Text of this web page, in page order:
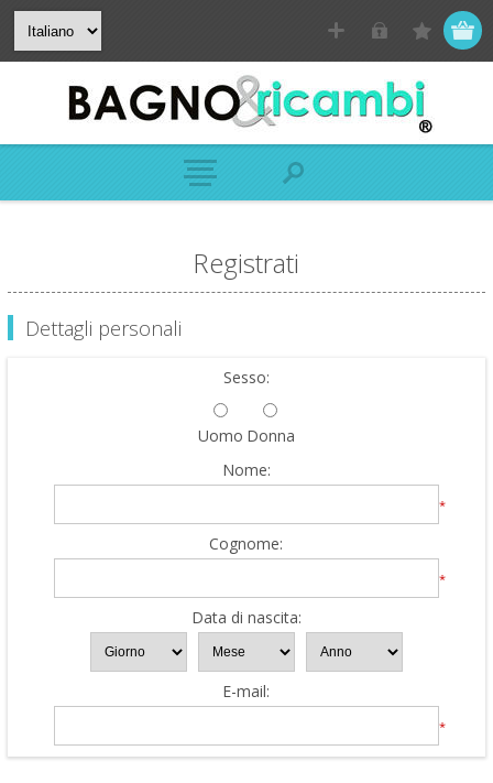
Registrati
Dettagli personali
Sesso:
Uomo Donna
Nome:
*
Cognome:
*
Data di nascita:
E-mail:
*